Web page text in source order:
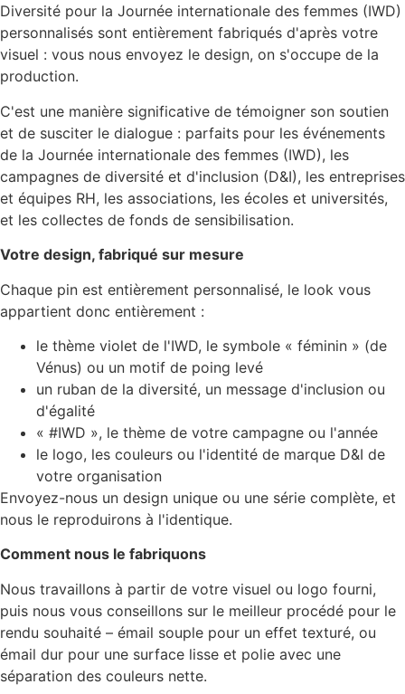
Diversité pour la Journée internationale des femmes (IWD)
personnalisés sont entièrement fabriqués d'après votre
visuel : vous nous envoyez le design, on s'occupe de la
production.
C'est une manière significative de témoigner son soutien
et de susciter le dialogue : parfaits pour les événements
de la Journée internationale des femmes (IWD), les
campagnes de diversité et d'inclusion (D&I), les entreprises
et équipes RH, les associations, les écoles et universités,
et les collectes de fonds de sensibilisation.
Votre design, fabriqué sur mesure
Chaque pin est entièrement personnalisé, le look vous
appartient donc entièrement :
le thème violet de l'IWD, le symbole « féminin » (de
Vénus) ou un motif de poing levé
un ruban de la diversité, un message d'inclusion ou
d'égalité
« #IWD », le thème de votre campagne ou l'année
le logo, les couleurs ou l'identité de marque D&I de
votre organisation
Envoyez-nous un design unique ou une série complète, et
nous le reproduirons à l'identique.
Comment nous le fabriquons
Nous travaillons à partir de votre visuel ou logo fourni,
puis nous vous conseillons sur le meilleur procédé pour le
rendu souhaité – émail souple pour un effet texturé, ou
émail dur pour une surface lisse et polie avec une
séparation des couleurs nette.